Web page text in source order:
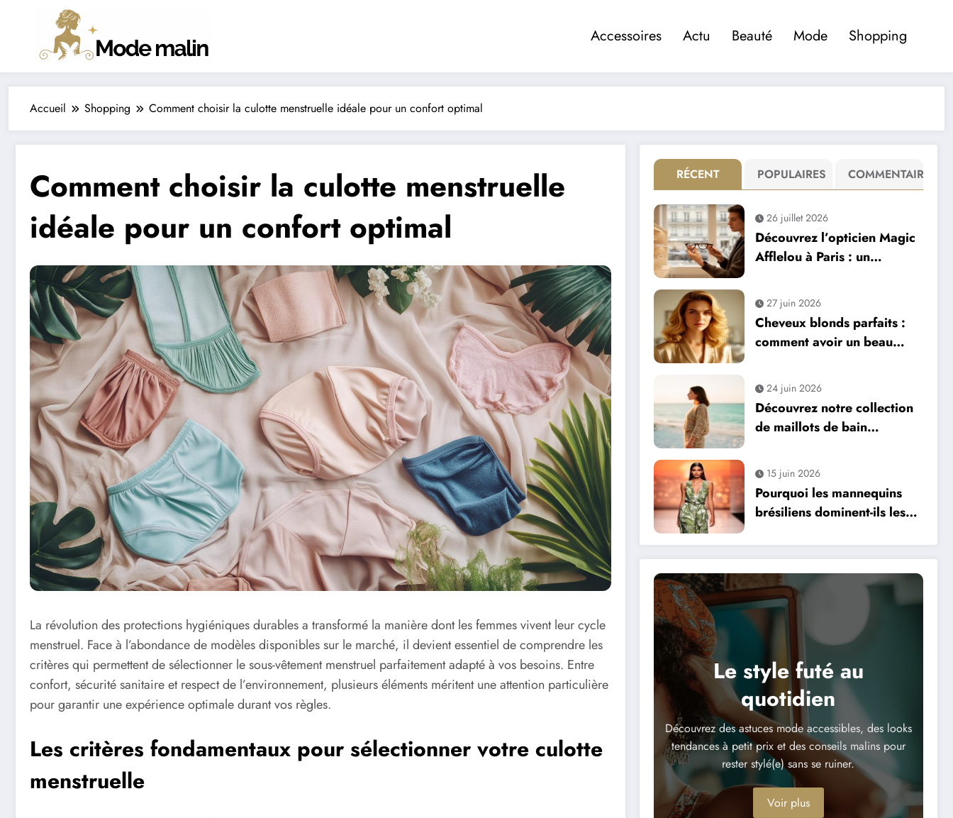
Accessoires Actu Beauté Mode Shopping
Accueil Shopping Comment choisir la culotte menstruelle idéale pour un confort optimal
Comment choisir la culotte menstruelle
idéale pour un confort optimal
La révolution des protections hygiéniques durables a transformé la manière dont les femmes vivent leur cycle
menstruel. Face à l’abondance de modèles disponibles sur le marché, il devient essentiel de comprendre les
critères qui permettent de sélectionner le sous-vêtement menstruel parfaitement adapté à vos besoins. Entre
confort, sécurité sanitaire et respect de l’environnement, plusieurs éléments méritent une attention particulière
pour garantir une expérience optimale durant vos règles.
Les critères fondamentaux pour sélectionner votre culotte
menstruelle
RÉCENT POPULAIRES COMMENTAIRE
26 juillet 2026
Découvrez l’opticien Magic
Afflelou à Paris : un
santé visuelle
27 juin 2026
Cheveux blonds parfaits :
comment avoir un beau
professionnel
24 juin 2026
Découvrez notre collection
de maillots de bain
responsables pour femmes
15 juin 2026
Pourquoi les mannequins
brésiliens dominent-ils les
internationales
Le style futé au
quotidien
Découvrez des astuces mode accessibles, des looks
tendances à petit prix et des conseils malins pour
rester stylé(e) sans se ruiner.
Voir plus